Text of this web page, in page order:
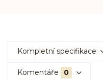
Kompletní specifikace
Komentáře 0